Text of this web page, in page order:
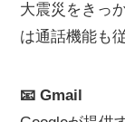
大震災をきっ
は通話機能も
📧 Gmail